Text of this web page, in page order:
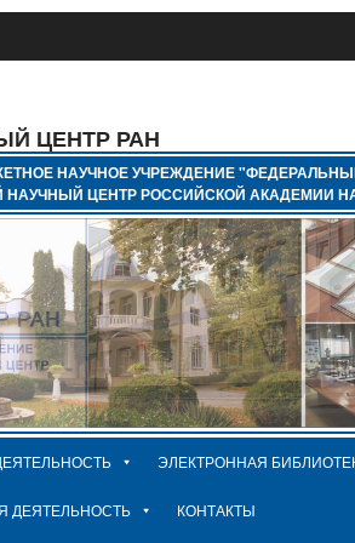
ЦЕНТР РАН
НАУЧНОЕ УЧРЕЖДЕНИЕ
ЦЕНТР РОССИЙСКОЙ АКАДЕМИИ
ЭЛЕКТРОННАЯ
ДЕЯТЕЛЬНОСТЬ КОНТАКТЫ